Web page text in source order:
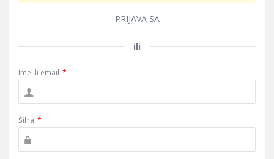
PRIJAVA SA
ili
Ime ili email *
Šifra *